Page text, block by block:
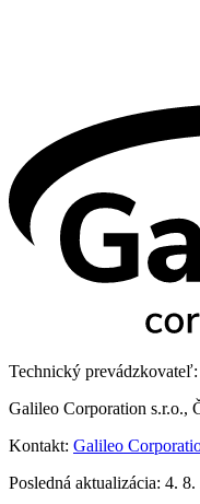
Technický prevádzkovateľ:
Galileo Corporation s.r.o.,
Kontakt: Galileo
Posledná aktualizácia: 4. 8.